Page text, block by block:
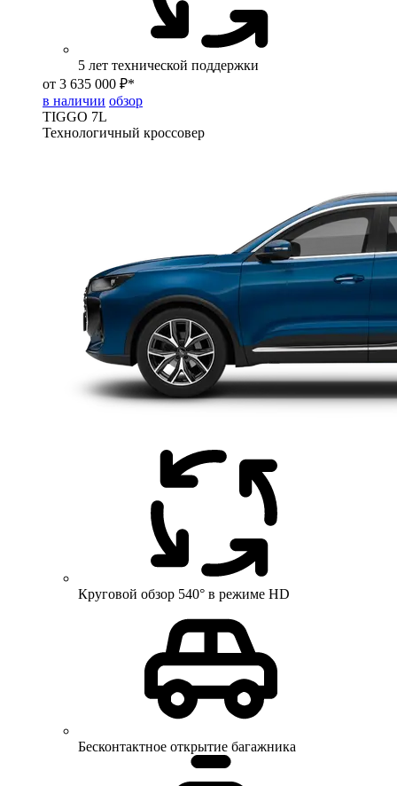
5 лет технической поддержки
от 3 635 000 ₽*
в наличии обзор
TIGGO 7L
Технологичный кроссовер
Круговой обзор 540° в режиме HD
Бесконтактное открытие багажника